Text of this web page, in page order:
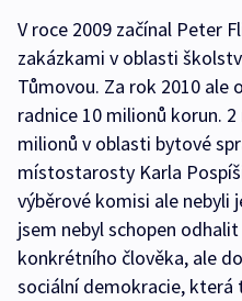
V roce 2009 začínal Peter
zakázkami v oblasti
Tůmovou. Za rok 2010 ale
radnice 10 milionů korun.
milionů v oblasti bytové
místostarosty Karla
výběrové komisi ale nebyli
jsem nebyl schopen
konkrétního člověka, ale
sociální demokracie, která